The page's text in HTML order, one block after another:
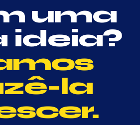
uma
ideia?
la